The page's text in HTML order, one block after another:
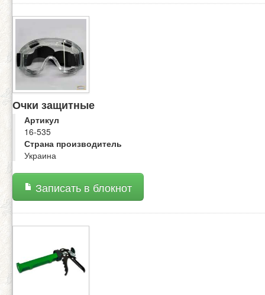
Очки защитные
Артикул
16-535
Страна производитель
Украина
Записать в блокнот